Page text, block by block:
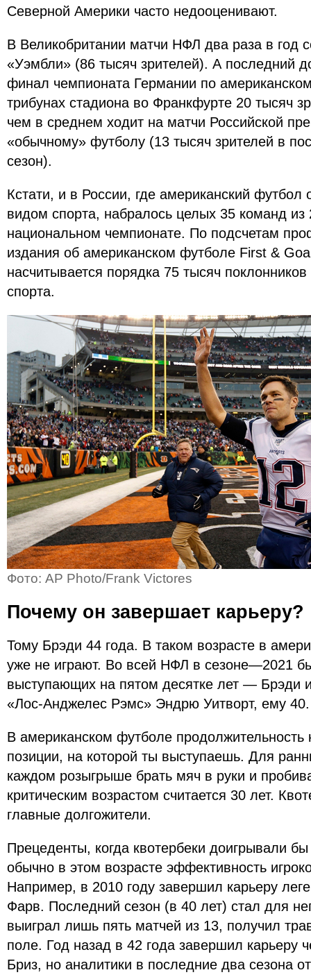
Северной Америки часто недооценивают.
В Великобритании матчи НФЛ два раза в год
«Уэмбли» (86 тысяч зрителей). А последний
финал чемпионата Германии по
трибунах стадиона во Франкфурте 20 тысяч
чем в среднем ходит на матчи Российской
«обычному» футболу (13 тысяч зрителей в
сезон).
Кстати, и в России, где американский футбол
видом спорта, набралось целых 35 команд из
национальном чемпионате. По подсчетам
издания об американском футболе First &
насчитывается порядка 75 тысяч поклонников
спорта.
Фото: AP Photo/Frank Victores
Почему он завершает карьеру?
Тому Брэди 44 года. В таком возрасте в
уже не играют. Во всей НФЛ в сезоне—2021
выступающих на пятом десятке лет — Брэди
«Лос-Анджелес Рэмс» Эндрю Уитворт, ему 40.
В американском футболе продолжительность
позиции, на которой ты выступаешь. Для
каждом розыгрыше брать мяч в руки и
критическим возрастом считается 30 лет.
главные долгожители.
Прецеденты, когда квотербеки доигрывали
обычно в этом возрасте эффективность
Например, в 2010 году завершил карьеру
Фарв. Последний сезон (в 40 лет) стал для
выиграл лишь пять матчей из 13, получил
поле. Год назад в 42 года завершил карьеру
Бриз, но аналитики в последние два сезона